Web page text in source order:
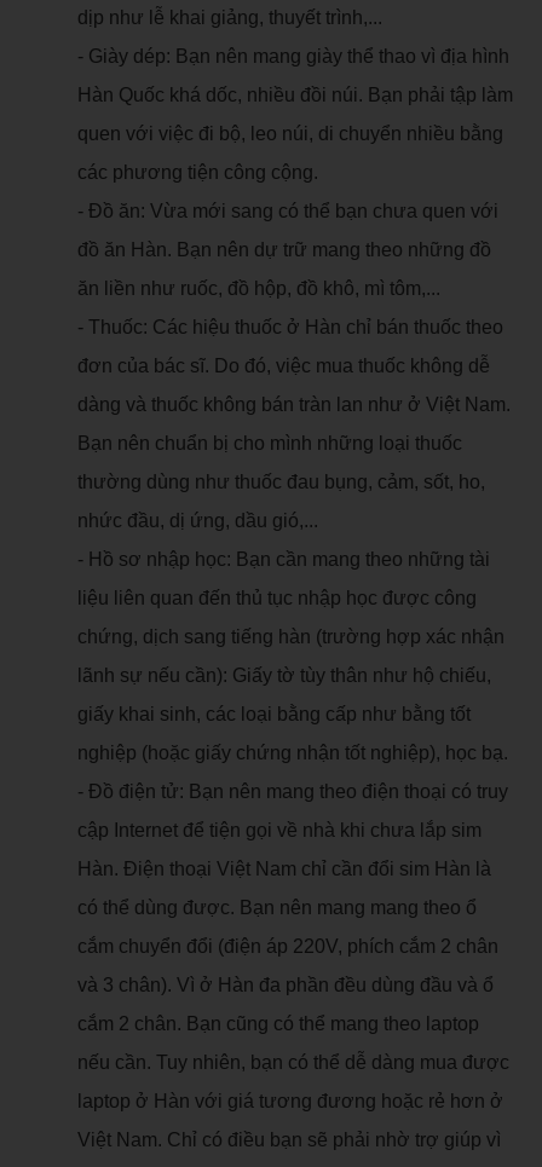
dịp như lễ khai giảng, thuyết trình,...
- Giày dép: Bạn nên mang giày thể thao vì địa hình
Hàn Quốc khá dốc, nhiều đồi núi. Bạn phải tập làm
quen với việc đi bộ, leo núi, di chuyển nhiều bằng
các phương tiện công cộng.
- Đồ ăn: Vừa mới sang có thể bạn chưa quen với
đồ ăn Hàn. Bạn nên dự trữ mang theo những đồ
ăn liền như ruốc, đồ hộp, đồ khô, mì tôm,...
- Thuốc: Các hiệu thuốc ở Hàn chỉ bán thuốc theo
đơn của bác sĩ. Do đó, việc mua thuốc không dễ
dàng và thuốc không bán tràn lan như ở Việt Nam.
Bạn nên chuẩn bị cho mình những loại thuốc
thường dùng như thuốc đau bụng, cảm, sốt, ho,
nhức đầu, dị ứng, dầu gió,...
- Hồ sơ nhập học: Bạn cần mang theo những tài
liệu liên quan đến thủ tục nhập học được công
chứng, dịch sang tiếng hàn (trường hợp xác nhận
lãnh sự nếu cần): Giấy tờ tùy thân như hộ chiếu,
giấy khai sinh, các loại bằng cấp như bằng tốt
nghiệp (hoặc giấy chứng nhận tốt nghiệp), học bạ.
- Đồ điện tử: Bạn nên mang theo điện thoại có truy
cập Internet để tiện gọi về nhà khi chưa lắp sim
Hàn. Điện thoại Việt Nam chỉ cần đổi sim Hàn là
có thể dùng được. Bạn nên mang mang theo ổ
cắm chuyển đổi (điện áp 220V, phích cắm 2 chân
và 3 chân). Vì ở Hàn đa phần đều dùng đầu và ổ
cắm 2 chân. Bạn cũng có thể mang theo laptop
nếu cần. Tuy nhiên, bạn có thể dễ dàng mua được
laptop ở Hàn với giá tương đương hoặc rẻ hơn ở
Việt Nam. Chỉ có điều bạn sẽ phải nhờ trợ giúp vì